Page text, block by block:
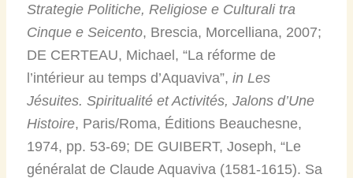
Strategie Politiche, Religiose e Culturali tra
Cinque e Seicento, Brescia, Morcelliana, 2007;
DE CERTEAU, Michael, “La réforme de
l’intérieur au temps d’Aquaviva”, in Les
Jésuites. Spiritualité et Activités, Jalons d’Une
Histoire, Paris/Roma, Éditions Beauchesne,
1974, pp. 53-69; DE GUIBERT, Joseph, “Le
généralat de Claude Aquaviva (1581-1615). Sa